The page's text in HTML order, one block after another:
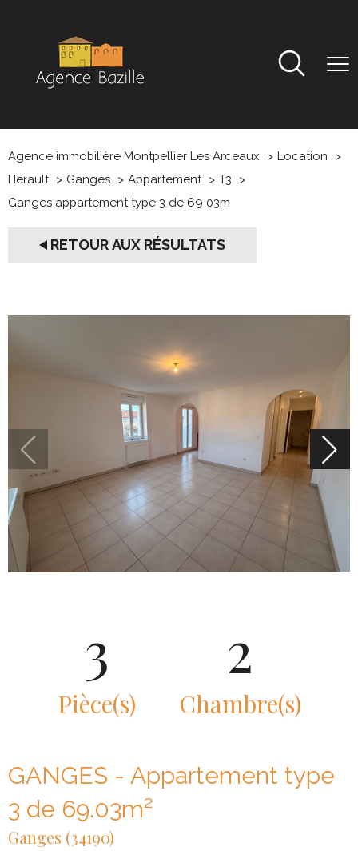
Agence immobilière Montpellier Les Arceaux
Location
Herault
Ganges Appartement
T3
Ganges appartement type 3 de 69 03m
RETOUR AUX RÉSULTATS
3
Pièce(s)
2
Chambre(s)
GANGES - Appartement type
3 de 69.03m²
Ganges (34190)